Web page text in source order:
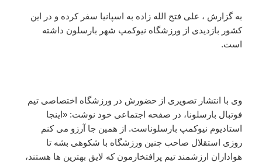
به گزارش ، علی فتح الله زاده به اسپانیا سفر کرده و در این
کشور بازدیدی از ورزشگاه نیوکمپ شهر بارسلون داشته
است.
وی با انتشار تصویری از حضورش در ورزشگاه اختصاصی تیم
فوتبال بارسلونا، در صفحه اجتماعی خود نوشت: «اینجا
استادیوم نیوکمپ بارسلوناست. از همین جا آرزو می کنم
روزی استقلال صاحب چنین ورزشگاه با شکوهی بشه تا
هواداران ارزشمند تیم پرافتخارمون که لایق بهترین ها هستند،